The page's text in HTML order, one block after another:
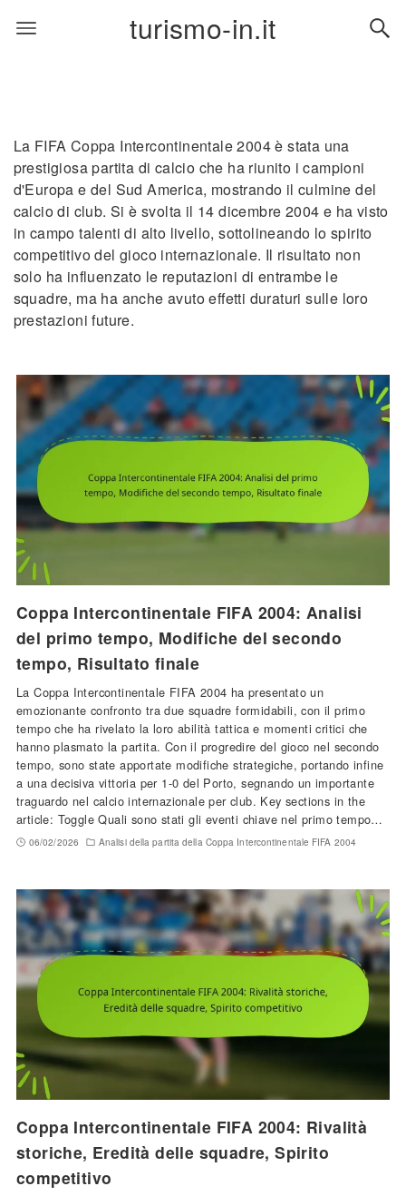
turismo-in.it
La FIFA Coppa Intercontinentale 2004 è stata una
prestigiosa partita di calcio che ha riunito i campioni
d'Europa e del Sud America, mostrando il culmine del
calcio di club. Si è svolta il 14 dicembre 2004 e ha visto
in campo talenti di alto livello, sottolineando lo spirito
competitivo del gioco internazionale. Il risultato non
solo ha influenzato le reputazioni di entrambe le
squadre, ma ha anche avuto effetti duraturi sulle loro
prestazioni future.
Coppa Intercontinentale FIFA 2004: Analisi
del primo tempo, Modifiche del secondo
tempo, Risultato finale
La Coppa Intercontinentale FIFA 2004 ha presentato un
emozionante confronto tra due squadre formidabili, con il primo
tempo che ha rivelato la loro abilità tattica e momenti critici che
hanno plasmato la partita. Con il progredire del gioco nel secondo
tempo, sono state apportate modifiche strategiche, portando infine
a una decisiva vittoria per 1-0 del Porto, segnando un importante
traguardo nel calcio internazionale per club. Key sections in the
article: Toggle Quali sono stati gli eventi chiave nel primo tempo…
06/02/2026 Analisi della partita della Coppa Intercontinentale FIFA 2004
Coppa Intercontinentale FIFA 2004: Rivalità
storiche, Eredità delle squadre, Spirito
competitivo